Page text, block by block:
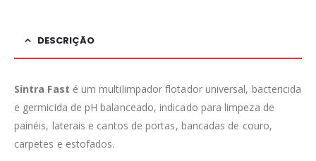
DESCRIÇÃO
Sintra Fast é um multilimpador flotador universal, bactericida
e germicida de pH balanceado, indicado para limpeza de
painéis, laterais e cantos de portas, bancadas de couro,
carpetes e estofados.